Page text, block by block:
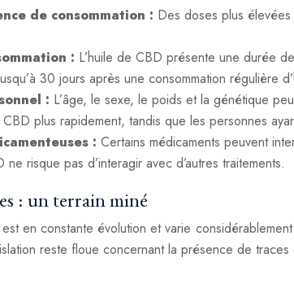
de consommation : Des doses plus
: L’huile de CBD présente une durée
30 jours après une consommation régulière
: L’âge, le sexe, le poids et la génétique
plus rapidement, tandis que les personnes
: Certains médicaments peuvent
ne risque pas d’interagir avec d’autres traitements.
: un terrain miné
en constante évolution et varie
reste floue concernant la présence de